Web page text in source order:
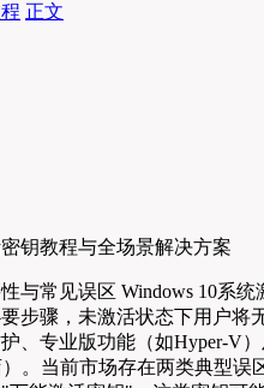
正文
钥教程与全场景解决方案
与常见误区 Windows 10系统
步骤，未激活状态下用户将
、专业版功能（如Hyper-V
）。当前市场存在两类典型误